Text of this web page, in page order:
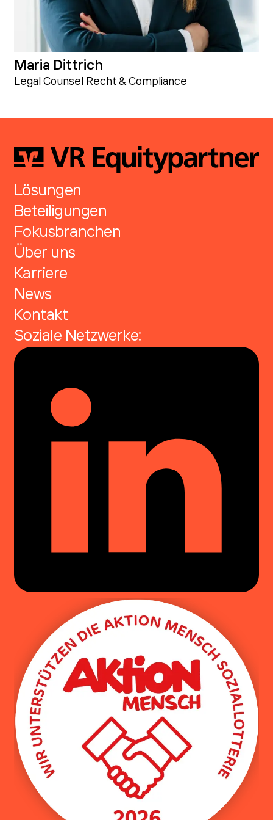
Maria Dittrich
Legal Counsel Recht & Compliance
Lösungen
Beteiligungen
Fokusbranchen
Über uns
Karriere
News
Kontakt
Soziale Netzwerke: